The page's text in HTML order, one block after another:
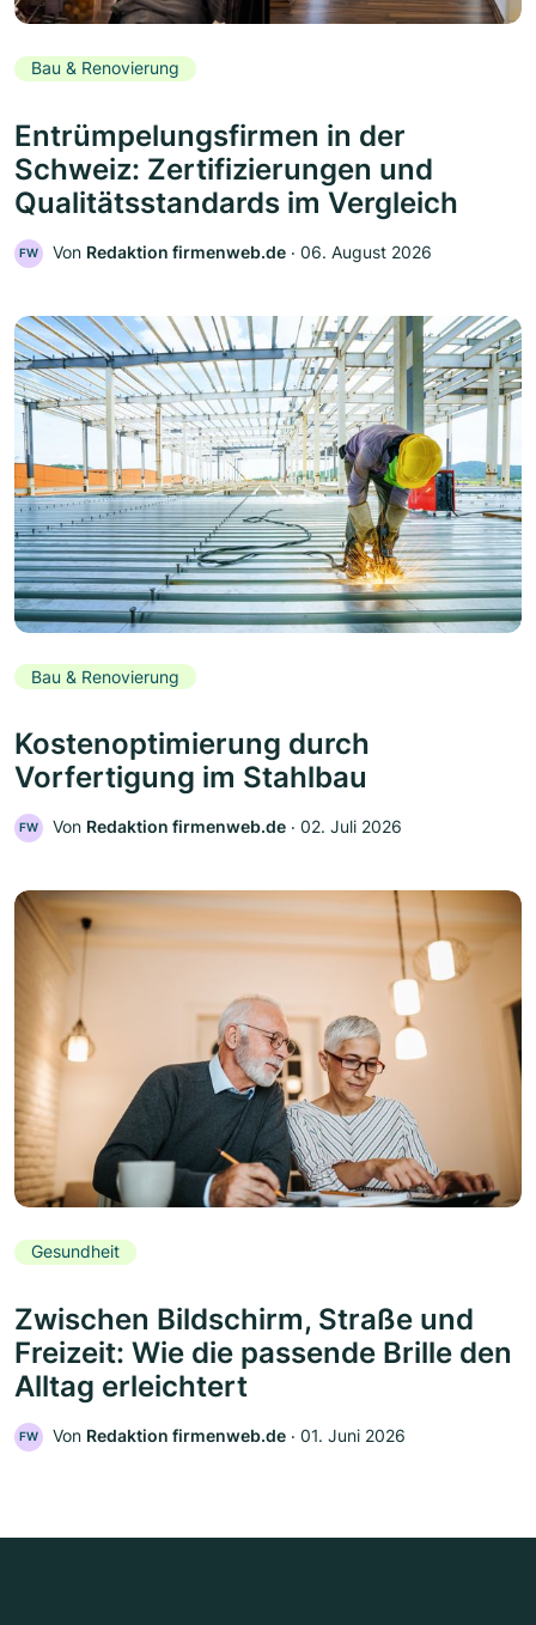
Bau & Renovierung
Entrümpelungsfirmen in der
Schweiz: Zertifizierungen und
Qualitätsstandards im Vergleich
FW Von Redaktion firmenweb.de ‧ 06. August 2026
Bau & Renovierung
Kostenoptimierung durch
Vorfertigung im Stahlbau
FW Von Redaktion firmenweb.de ‧ 02. Juli 2026
Gesundheit
Zwischen Bildschirm, Straße und
Freizeit: Wie die passende Brille den
Alltag erleichtert
FW Von Redaktion firmenweb.de ‧ 01. Juni 2026